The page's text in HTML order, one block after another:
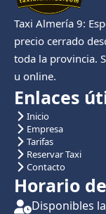
Taxi Almería 9:
precio cerrado
toda la provincia.
u online.
Enlaces
Inicio
Empresa
Tarifas
Reservar Taxi
Contacto
Horario
Disponibles